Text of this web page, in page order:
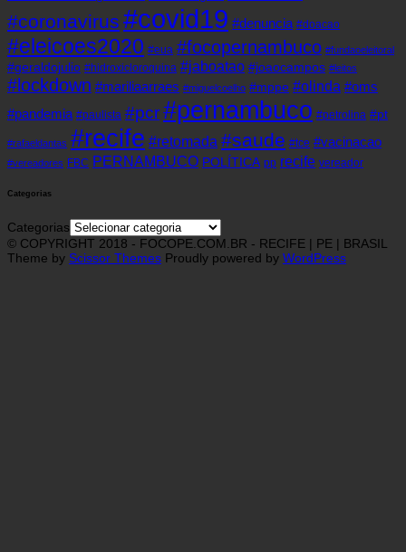
#coronavirus #covid19 #denuncia #doacao
#eleicoes2020 #eua #focopernambuco #fundaoeleitoral
#geraldojulio #hidroxicloroquina #jaboatao #joaocampos #leitos
#lockdown #mariliaarraes #miguelcoelho #mppe #olinda #oms
#pandemia #paulista #pcr#pernambuco #petrolina #pt
#rafaeldantas #recife #retomada #saude #tce #vacinacao
#vereadores FBC PERNAMBUCO POLÍTICA pp recife vereador
Categorias
Categorias
© COPYRIGHT 2018 - FOCOPE.COM.BR - RECIFE | PE | BRASIL
Theme by Scissor Themes Proudly powered by WordPress